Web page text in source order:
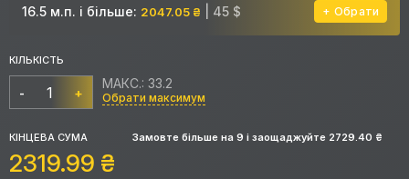
16.5 м.п. і більше: 2047.05 ₴ | 45 $ Обрати
КІЛЬКІСТЬ
- +
МАКС.: 33.2
Обрати максимум
КІНЦЕВА СУМА Замовте більше на 9 і заощаджуйте 2729.40 ₴
2319.99 ₴